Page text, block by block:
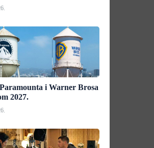
i Warner Brosa
2027.